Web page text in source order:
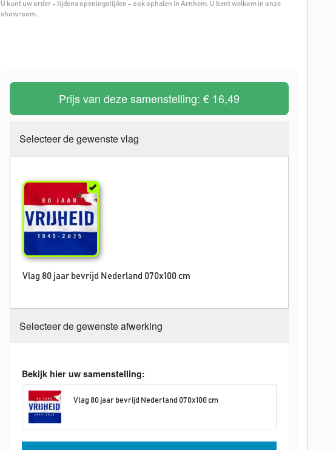
U kunt uw order - tijdens openingstijden - ook ophalen in Arnhem. U bent welkom in onze
showroom.
Prijs van deze samenstelling: € 16,49
Selecteer de gewenste vlag
Vlag 80 jaar bevrijd Nederland 070x100 cm
Selecteer de gewenste afwerking
Bekijk hier uw samenstelling:
Vlag 80 jaar bevrijd Nederland 070x100 cm